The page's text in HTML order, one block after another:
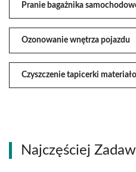
Pranie bagażnika
Ozonowanie wnętrza pojazdu
Czyszczenie tapicerki
Najczęściej